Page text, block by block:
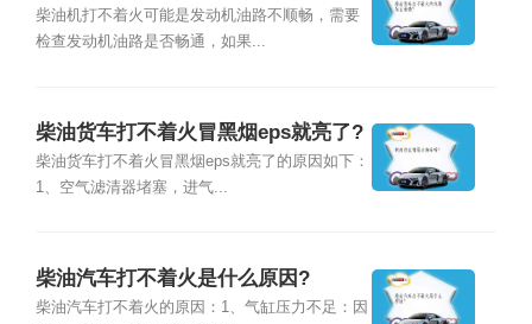
柴油机打不着火可能是发动机油路不顺畅，需要
检查发动机油路是否畅通，如果...
柴油货车打不着火冒黑烟eps就亮了?
柴油货车打不着火冒黑烟eps就亮了的原因如下：
1、空气滤清器堵塞，进气...
柴油汽车打不着火是什么原因?
柴油汽车打不着火的原因：1、气缸压力不足：因